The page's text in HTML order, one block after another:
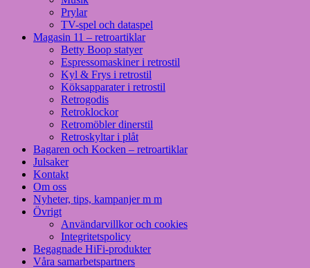
Prylar
TV-spel och dataspel
Magasin 11 – retroartiklar
Betty Boop statyer
Espressomaskiner i retrostil
Kyl & Frys i retrostil
Köksapparater i retrostil
Retrogodis
Retroklockor
Retromöbler dinerstil
Retroskyltar i plåt
Bagaren och Kocken – retroartiklar
Julsaker
Kontakt
Om oss
Nyheter, tips, kampanjer m m
Övrigt
Användarvillkor och cookies
Integritetspolicy
Begagnade HiFi-produkter
Våra samarbetspartners